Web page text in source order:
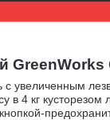
с увеличенным
в 4 кг